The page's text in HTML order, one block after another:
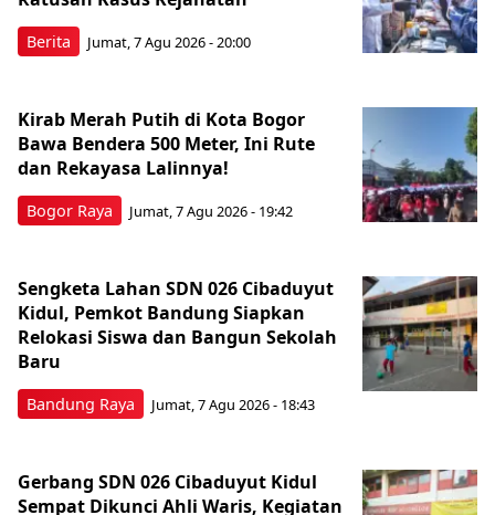
Berita Jumat, 7 Agu 2026 - 20:00
Bogor Raya
Kirab Merah Putih di Kota Bogor
Bawa Bendera 500 Meter, Ini Rute
dan Rekayasa Lalinnya!
Jumat, 7 Agu 2026 - 19:42
Bandung Raya
Sengketa Lahan SDN 026 Cibaduyut
Kidul, Pemkot Bandung Siapkan
Relokasi Siswa dan Bangun Sekolah
Baru
Jumat, 7 Agu 2026 - 18:43
Gerbang SDN 026 Cibaduyut Kidul
Sempat Dikunci Ahli Waris, Kegiatan